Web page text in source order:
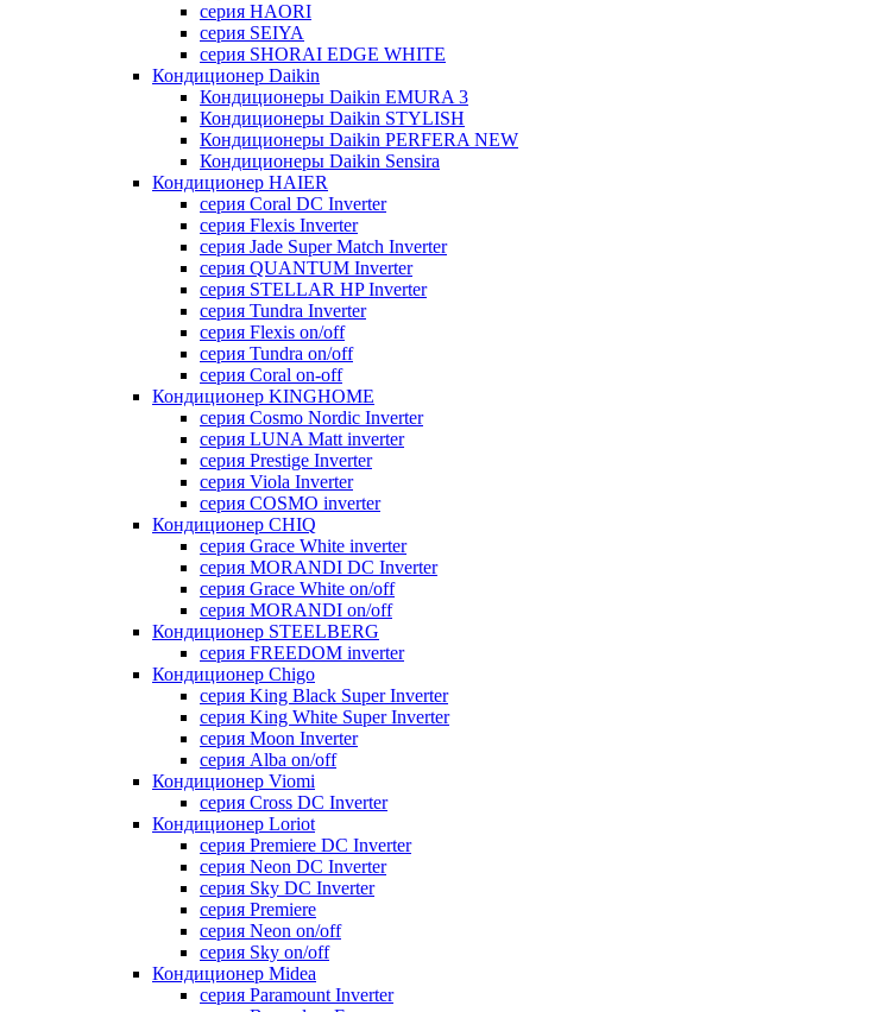
серия HAORI
серия SEIYA
серия SHORAI EDGE WHITE
Кондиционер Daikin
Кондиционеры Daikin EMURA 3
Кондиционеры Daikin STYLISH
Кондиционеры Daikin PERFERA NEW
Кондиционеры Daikin Sensira
Кондиционер HAIER
серия Coral DC Inverter
серия Flexis Inverter
серия Jade Super Match Inverter
серия QUANTUM Inverter
серия STELLAR HP Inverter
серия Tundra Inverter
серия Flexis on/off
серия Tundra on/off
серия Coral on-off
Кондиционер KINGHOME
серия Cosmo Nordic Inverter
серия LUNA Matt inverter
серия Prestige Inverter
серия Viola Inverter
серия COSMO inverter
Кондиционер CHIQ
серия Grace White inverter
серия MORANDI DC Inverter
серия Grace White on/off
серия MORANDI on/off
Кондиционер STEELBERG
серия FREEDOM inverter
Кондиционер Chigo
серия King Black Super Inverter
серия King White Super Inverter
серия Moon Inverter
серия Alba on/off
Кондиционер Viomi
серия Cross DC Inverter
Кондиционер Loriot
серия Premiere DC Inverter
серия Neon DC Inverter
серия Sky DC Inverter
серия Premiere
серия Neon on/off
серия Sky on/off
Кондиционер Midea
серия Paramount Inverter